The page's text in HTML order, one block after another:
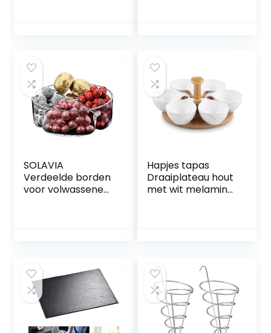
35,5 cm
SOLAVIA
Verdeelde borden
voor volwassenen
D18cm H6cm,
Housewarming
Feestelijke
Feestschaal
Hapjes tapas
Draaiplateau hout
met wit melamine